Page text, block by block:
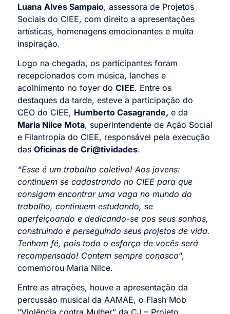
Luana Alves Sampaio, assessora de Projetos
Sociais do CIEE, com direito a apresentações
artísticas, homenagens emocionantes e muita
inspiração.
Logo na chegada, os participantes foram
recepcionados com música, lanches e
acolhimento no foyer do CIEE. Entre os
destaques da tarde, esteve a participação do
CEO do CIEE, Humberto Casagrande, e da
Maria Nilce Mota, superintendente de Ação Social
e Filantropia do CIEE, responsável pela execução
das Oficinas de Cri@tividades.
“Esse é um trabalho coletivo! Aos jovens:
continuem se cadastrando no CIEE para que
consigam encontrar uma vaga no mundo do
trabalho, continuem estudando, se
aperfeiçoando e dedicando-se aos seus sonhos,
construindo e perseguindo seus projetos de vida.
Tenham fé, pois todo o esforço de vocês será
recompensado! Contem sempre conosco“,
comemorou Maria Nilce.
Entre as atrações, houve a apresentação da
percussão musical da AAMAE, o Flash Mob
“Violência contra Mulher” da CJ – Projeto